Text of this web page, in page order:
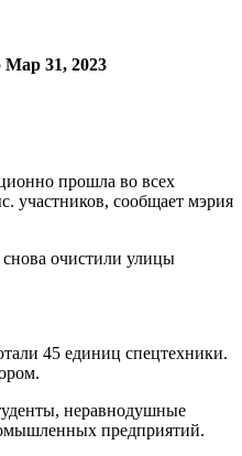
Мар 31, 2023
прошла во всех
участников, сообщает мэрия
45 единиц спецтехники.
неравнодушные
предприятий.